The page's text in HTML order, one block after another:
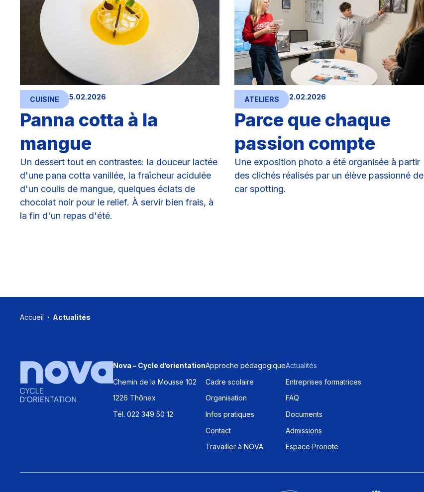
CUISINE 5.02.2026
Panna cotta à la
mangue
Un dessert tout en contrastes: la douceur lactée
d'une pana cotta vanillée, la fraîcheur acidulée
d'un coulis de mangue, quelques éclats de
chocolat noir pour le relief. À servir bien frais, à
la fin d'un repas d'été.
ATELIERS 2.02.2026
Parce que chaque
passion compte
Une exposition photo a été organisée à partir
des clichés réalisés par un élève passionné de
car spotting.
Accueil Actualités
Nova – Cycle d’orientation
Chemin de la Mousse 102
1226 Thônex
Tél. 022 349 50 12
Approche pédagogique
Cadre scolaire
Organisation
Infos pratiques
Contact
Travailler à NOVA
Actualités
Entreprises formatrices
FAQ
Documents
Admissions
Espace Pronote